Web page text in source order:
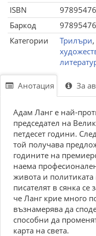
ISBN
Баркод
Категории
Трилъри,
Анотация За
Адам Ланг е най-
председател на
петдесет години.
той получава
годините на
наема
живота и политиката
писателят в сянка се
че Ланг крие много
възнамерява да
способни да
карта на света.